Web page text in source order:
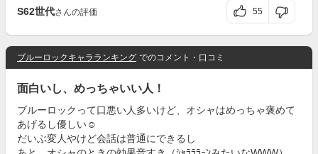
S62世代さんの評価 55
ブルーロックキャラランキング でのコメント・口コミ
面白いし、めっちゃいい人！
ブルーロックって口悪い人多いけど、オシャはめっちゃ褒めて
あげるし優しい☺️
だいぶ変人やけど会話は普通にできるし